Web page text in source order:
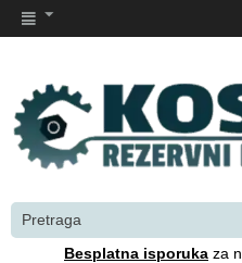
Besplatna isporuka za